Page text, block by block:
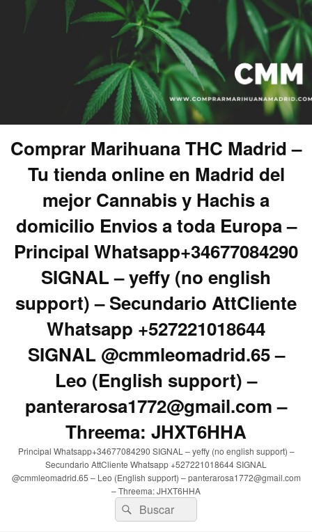
Comprar Marihuana THC Madrid –
Tu tienda online en Madrid del
mejor Cannabis y Hachis a
domicilio Envios a toda Europa –
Principal Whatsapp+34677084290
SIGNAL – yeffy (no english
support) – Secundario AttCliente
Whatsapp +527221018644
SIGNAL @cmmleomadrid.65 –
Leo (English support) –
panterarosa1772@gmail.com –
Threema: JHXT6HHA
Principal Whatsapp+34677084290 SIGNAL – yeffy (no english support) –
Secundario AttCliente Whatsapp +527221018644 SIGNAL
@cmmleomadrid.65 – Leo (English support) – panterarosa1772@gmail.com
– Threema: JHXT6HHA
Buscar
por:
Buscar